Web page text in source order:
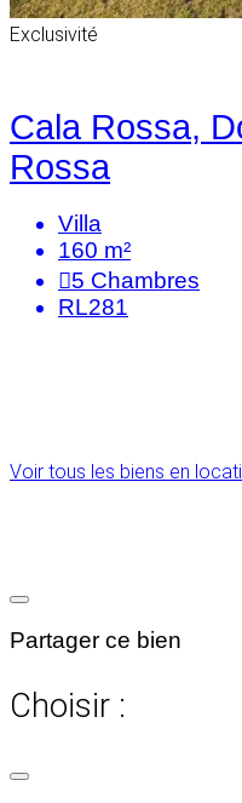
Exclusivité
Cala Rossa,
Rossa
Villa
160 m²
5 Chambres
RL281
Voir tous les biens en
Partager ce bien
Choisir :